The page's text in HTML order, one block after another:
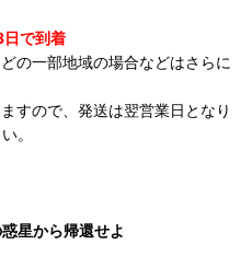
で到着
の一部地域の場合などはさらに
すので、発送は翌営業日となり
。
星から帰還せよ